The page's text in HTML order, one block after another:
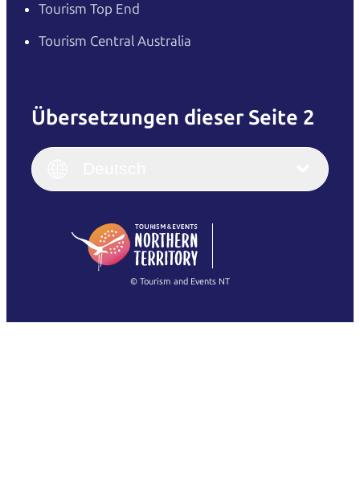
Tourism Top End
Tourism Central Australia
Übersetzungen dieser Seite 2
English
(Singapore)
Français
Italiano
繁體中文
© Tourism and Events NT